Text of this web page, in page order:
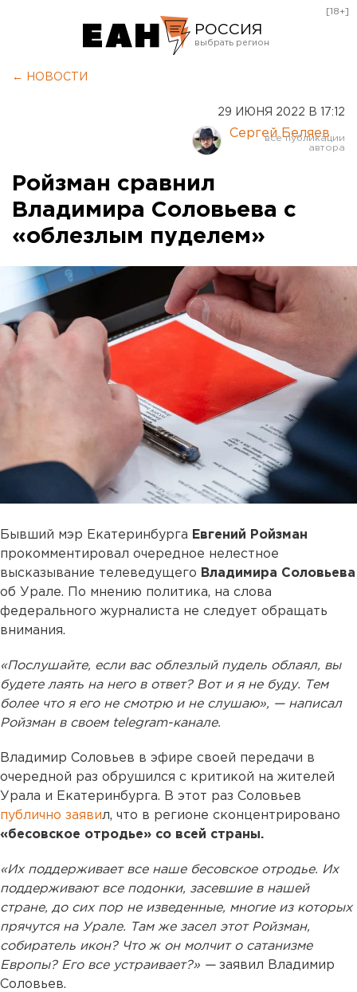
РОССИЯ
Курган
Оренбург
[18+]
← НОВОСТИ
29 ИЮНЯ 2022 В 17:12
Сергей Беляев
Ройзман сравнил
Владимира Соловьева с
«облезлым пуделем»
Бывший мэр Екатеринбурга Евгений Ройзман
прокомментировал очередное нелестное
высказывание телеведущего Владимира Соловьева
об Урале. По мнению политика, на слова
федерального журналиста не следует обращать
внимания.
«Послушайте, если вас облезлый пудель облаял, вы
будете лаять на него в ответ? Вот и я не буду. Тем
более что я его не смотрю и не слушаю», — написал
Ройзман в своем telegram-канале.
Владимир Соловьев в эфире своей передачи в
очередной раз обрушился с критикой на жителей
Урала и Екатеринбурга. В этот раз Соловьев
публично заявил, что в регионе сконцентрировано
«бесовское отродье» со всей страны.
«Их поддерживает все наше бесовское отродье. Их
поддерживают все подонки, засевшие в нашей
стране, до сих пор не изведенные, многие из которых
прячутся на Урале. Там же засел этот Ройзман,
собиратель икон? Что ж он молчит о сатанизме
Европы? Его все устраивает?» — заявил Владимир
Соловьев.